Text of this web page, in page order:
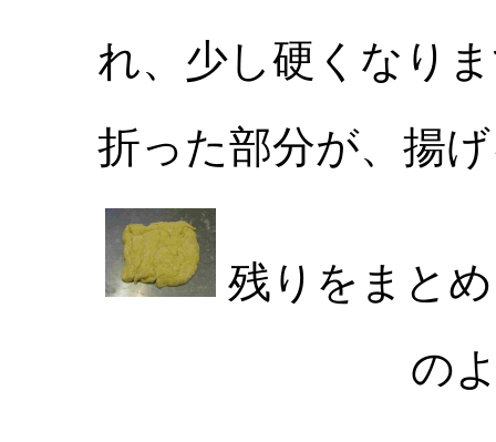
れ、少し硬くなり
折った部分が、揚
残りをまと
の